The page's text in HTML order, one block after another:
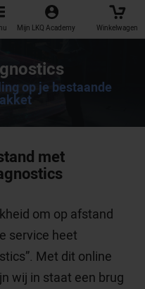
Mijn LKQ Academy Winkelwagen
op je bestaande
met
om op afstand
service heet
Met dit online
wij in staat een brug